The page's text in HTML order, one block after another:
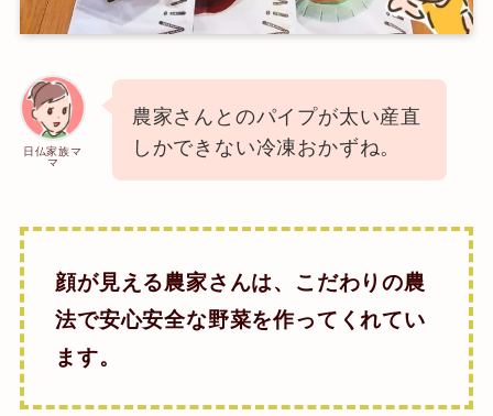
日仏家族マ
マ
農家さんとのパイプが太い産直
しかできない冷凍おかずね。
顔が見える農家さんは、こだわりの農
法で安心安全な野菜を作ってくれてい
ます。